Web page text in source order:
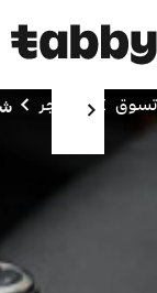
تسوق المتاجر